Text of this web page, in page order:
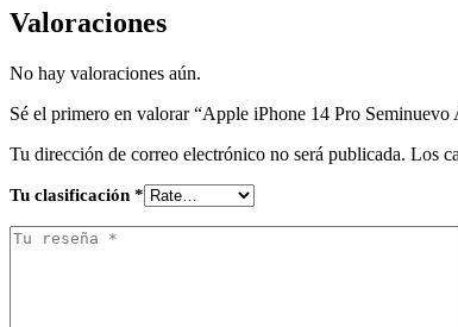
Valoraciones
No hay valoraciones aún.
Sé el primero en valorar “Apple iPhone 14 Pro Seminuevo
Tu dirección de correo electrónico no será publicada. Los
Tu clasificación *